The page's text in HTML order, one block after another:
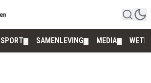
SPORT SAMENLEVING MEDIA